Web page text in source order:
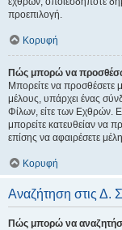
προεπιλογή.
Κορυφή
Πώς μπορώ να προσθέσω
Μπορείτε να προσθέσετε
μέλους, υπάρχει ένας
Φίλων, είτε των Εχθρών.
μπορείτε κατευθείαν να
επίσης να αφαιρέσετε
Κορυφή
Αναζήτηση στις Δ.
Πώς μπορώ να